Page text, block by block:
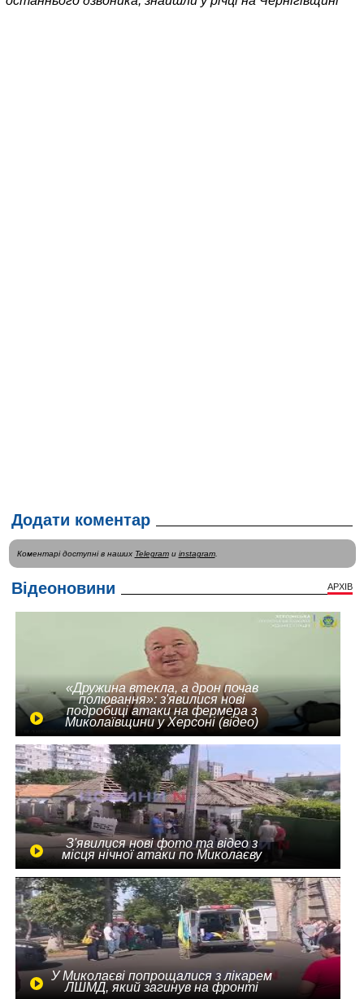
Додати коментар
Коментарі доступні в наших Telegramи instagram.
Відеоновини АРХІВ
«Дружина втекла, а дрон почав
полювання»: з'явилися нові
подробиці атаки на фермера з
Миколаївщини у Херсоні (відео)
З'явилися нові фото та відео з
місця нічної атаки по Миколаєву
У Миколаєві попрощалися з лікарем
ЛШМД, який загинув на фронті